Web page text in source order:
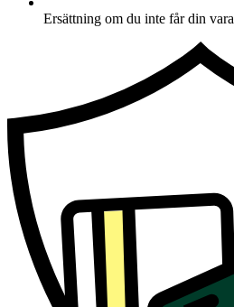
Ersättning om du inte får din vara